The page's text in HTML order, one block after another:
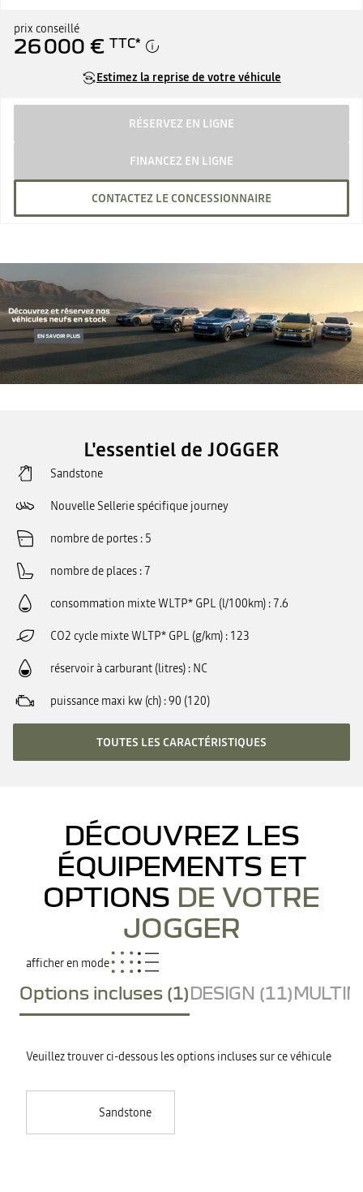
prix conseillé
26 000 € TTC*
Estimez la reprise de votre véhicule
RÉSERVEZ EN LIGNE
FINANCEZ EN LIGNE
CONTACTEZ LE CONCESSIONNAIRE
L'essentiel de JOGGER
Sandstone
Nouvelle Sellerie spécifique journey
nombre de portes 5
nombre de places 7
consommation mixte WLTP* GPL (l/100km) 7.6
CO2 cycle mixte WLTP* GPL (g/km) 123
réservoir à carburant (litres) NC
puissance maxi kw (ch) 90 (120)
TOUTES LES CARACTÉRISTIQUES
DÉCOUVREZ LES
ÉQUIPEMENTS ET
OPTIONS DE VOTRE
JOGGER
afficher en mode
Options incluses (1)DESIGN (11)
Veuillez trouver ci-dessous les options incluses sur ce véhicule
Sandstone